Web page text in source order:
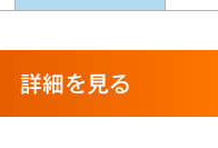
詳細を見る